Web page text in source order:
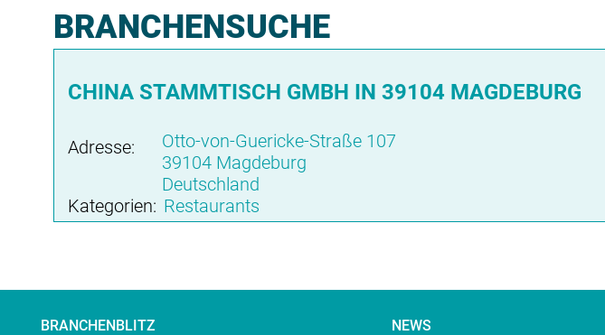
BRANCHENSUCHE
CHINA STAMMTISCH GMBH IN 39104 MAGDEBURG
Adresse:
Otto-von-Guericke-Straße 107
39104 Magdeburg
Deutschland
Kategorien: Restaurants
BRANCHENBLITZ NEWS